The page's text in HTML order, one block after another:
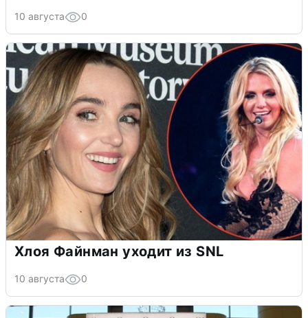
10 августа 0
Хлоя Файнман уходит из SNL
10 августа 0